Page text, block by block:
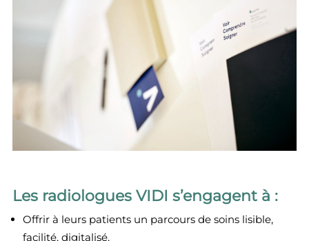
Les radiologues VIDI s’engagent à :
Offrir à leurs patients un parcours de soins lisible,
facilité, digitalisé.